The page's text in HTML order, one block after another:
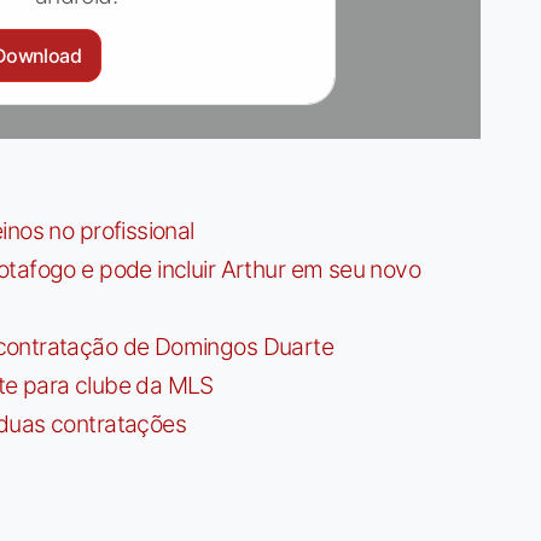
no profissional
e pode incluir Arthur em seu novo
de Domingos Duarte
para clube da MLS
contratações